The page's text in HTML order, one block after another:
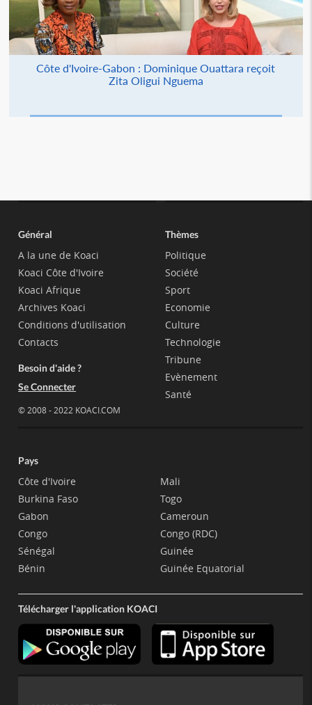
Côte d'Ivoire-Gabon : Dominique Ouattara reçoit
Zita Oligui Nguema
Général
A la une de Koaci
Koaci Côte d'Ivoire
Koaci Afrique
Archives Koaci
Conditions d'utilisation
Contacts
Besoin d'aide ?
Se Connecter
© 2008 - 2022 KOACI.COM
Thèmes
Politique
Société
Sport
Economie
Culture
Technologie
Tribune
Evènement
Santé
Pays
Côte d'Ivoire
Burkina Faso
Gabon
Congo
Sénégal
Bénin
Mali
Togo
Cameroun
Congo (RDC)
Guinée
Guinée Equatorial
Télécharger l'application KOACI